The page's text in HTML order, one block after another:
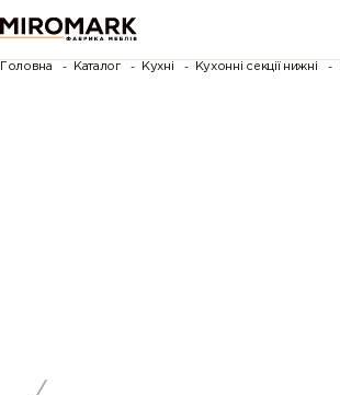
Головна Каталог Кухні Кухонні секції нижні